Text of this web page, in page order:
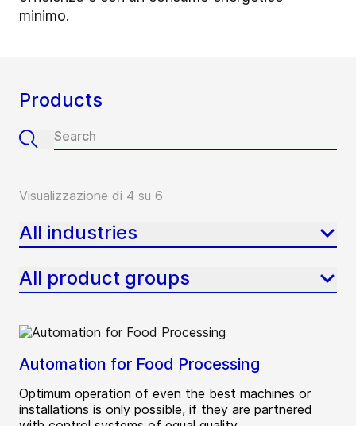
minimo.
Products
Visualizzazione di 4 su 6
All industries
All product groups
Automation for Food Processing
Optimum operation of even the best machines or
installations is only possible, if they are partnered